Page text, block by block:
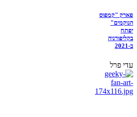
פארק "קמפוס
הנוקמים"
יפתח
בקליפורניה
ב-2021
עדי פרל